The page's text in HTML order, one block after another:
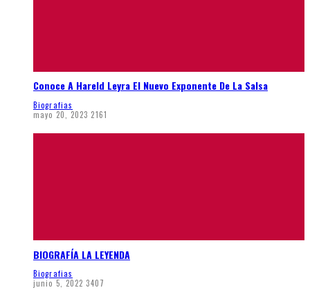
Conoce A Hareld Leyra El Nuevo Exponente De La Salsa
Biografias
mayo 20, 2023 2161
BIOGRAFÍA LA LEYENDA
Biografias
junio 5, 2022 3407